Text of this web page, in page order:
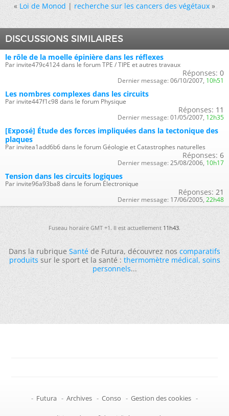
« Loi de Monod|recherche sur les cancers des végétaux »
DISCUSSIONS SIMILAIRES
le rôle de la moelle épinière dans les réflexes
Par invite479c4124 dans le forum TPE / TIPE et autres travaux
Réponses: 0
Dernier message: 06/10/2007, 10h51
Les nombres complexes dans les circuits
Par invite447f1c98 dans le forum Physique
Réponses: 11
Dernier message: 01/05/2007, 12h35
[Exposé] Étude des forces impliquées dans la tectonique des
plaques
Par invitea1add6b6 dans le forum Géologie et Catastrophes naturelles
Réponses: 6
Dernier message: 25/08/2006, 10h17
Tension dans les circuits logiques
Par invite96a93ba8 dans le forum Électronique
Réponses: 21
Dernier message: 17/06/2005, 22h48
Fuseau horaire GMT +1. Il est actuellement11h43.
Dans la rubriqueSantéde Futura, découvrez noscomparatifs
produitssur le sport et la santé :thermomètre médical,soins
personnels...
- Futura - Archives - Conso - Gestion des cookies -